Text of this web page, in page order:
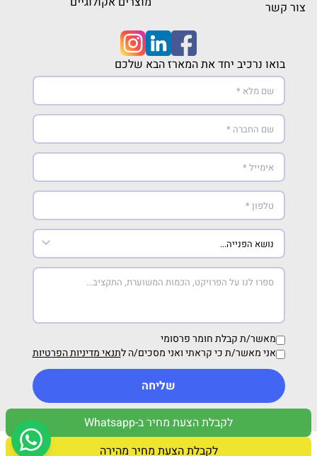
לקבלת הצעת מחיר ב-Whatsapp
לקבלת הצעת מחיר מהירה
צור קשר
בואו נרכיב יחד את המארז הבא שלכם
מאשר/ת קבלת חומר פרסומי
אני מאשר/ת כי קראתי ואני מסכים/ה לתנאי מדיניות הפרטיות
שליחה
מדיניות פרטיות
תנאי שימוש